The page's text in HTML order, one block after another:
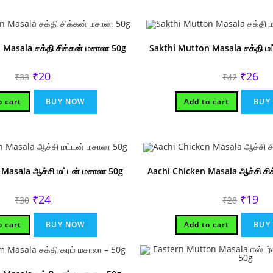
சக்தி சிக்கன் மசாலா 50g
₹33 Original
price
was:
₹33.
₹20Current
is:
₹20.
cart BUY NOW
Sakthi Mutton Masala சக்தி
₹42 Original
price
was:
₹42.
₹26price
is:
Add to cart BUY
ஆச்சி மட்டன் மசாலா 50g
₹30 Original
price
was:
₹30.
₹24price
is:
₹24.
cart BUY NOW
Aachi Chicken Masala ஆச்சி
₹28 Original
price
was:
₹28.
₹19
is:
Add to cart BUY